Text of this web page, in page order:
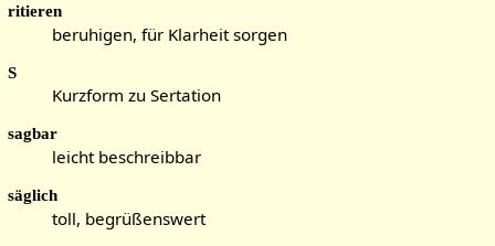
ritieren
beruhigen, für Klarheit sorgen
S
Kurzform zu Sertation
sagbar
leicht beschreibbar
säglich
toll, begrüßenswert